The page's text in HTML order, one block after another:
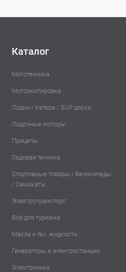
Каталог
Мототехника
Мотоэкипировка
Лодки / Катера / SUP доски
Лодочные моторы
Прицепы
Садовая техника
Спортивные товары / Велосипеды
/ Самокаты
Электротранспорт
Всё для туризма
Масла и тех. жидкости
Генераторы и электростанции
Электроника